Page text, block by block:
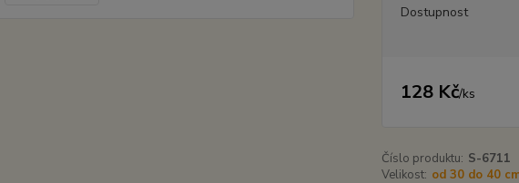
Dostupnost
128 Kč/ks
Číslo produktu: S-6711
Velikost: od 30 do 40